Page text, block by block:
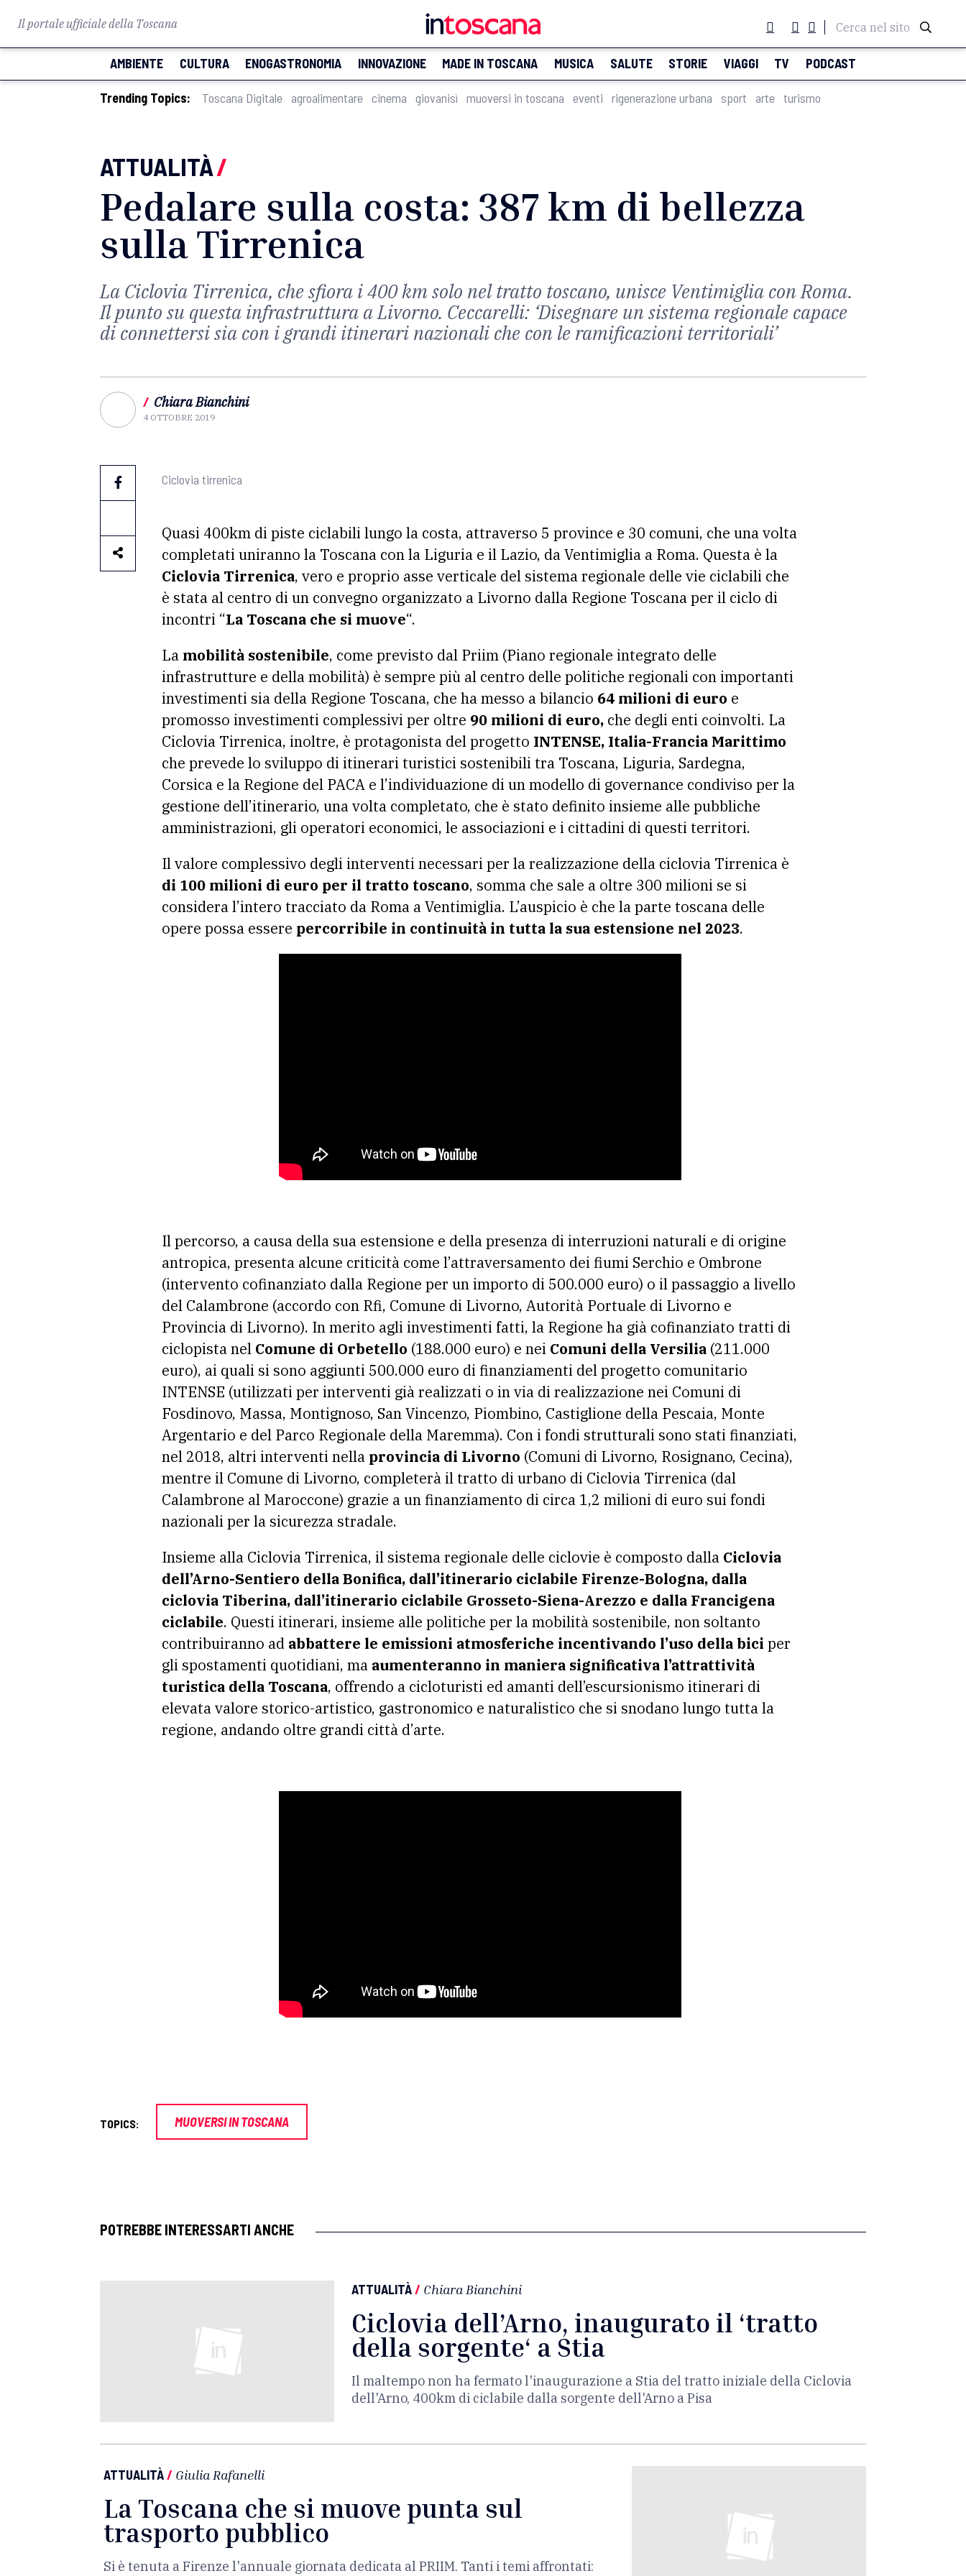
Il portale ufficiale della Toscana Cerca nel sito
AMBIENTE CULTURA ENOGASTRONOMIA INNOVAZIONE MADE IN TOSCANA MUSICA SALUTE STORIE VIAGGI TV PODCAST
Trending Topics: Toscana Digitale agroalimentare cinema giovanisì muoversi in toscana eventi rigenerazione urbana sport arte turismo
ATTUALITÀ/
Pedalare sulla costa: 387 km di bellezza
sulla Tirrenica
La Ciclovia Tirrenica, che sfiora i 400 km solo nel tratto toscano, unisce Ventimiglia con Roma.
Il punto su questa infrastruttura a Livorno. Ceccarelli: ‘Disegnare un sistema regionale capace
di connettersi sia con i grandi itinerari nazionali che con le ramificazioni territoriali’
/ Chiara Bianchini
4 OTTOBRE 2019
Ciclovia tirrenica
Quasi 400km di piste ciclabili lungo la costa, attraverso 5 province e 30 comuni, che una volta
completati uniranno la Toscana con la Liguria e il Lazio, da Ventimiglia a Roma. Questa è la
Ciclovia Tirrenica, vero e proprio asse verticale del sistema regionale delle vie ciclabili che
è stata al centro di un convegno organizzato a Livorno dalla Regione Toscana per il ciclo di
incontri “La Toscana che si muove“.
La mobilità sostenibile, come previsto dal Priim (Piano regionale integrato delle
infrastrutture e della mobilità) è sempre più al centro delle politiche regionali con importanti
investimenti sia della Regione Toscana, che ha messo a bilancio 64 milioni di euro e
promosso investimenti complessivi per oltre 90 milioni di euro, che degli enti coinvolti. La
Ciclovia Tirrenica, inoltre, è protagonista del progetto INTENSE, Italia-Francia Marittimo
che prevede lo sviluppo di itinerari turistici sostenibili tra Toscana, Liguria, Sardegna,
Corsica e la Regione del PACA e l’individuazione di un modello di governance condiviso per la
gestione dell’itinerario, una volta completato, che è stato definito insieme alle pubbliche
amministrazioni, gli operatori economici, le associazioni e i cittadini di questi territori.
Il valore complessivo degli interventi necessari per la realizzazione della ciclovia Tirrenica è
di 100 milioni di euro per il tratto toscano, somma che sale a oltre 300 milioni se si
considera l’intero tracciato da Roma a Ventimiglia. L’auspicio è che la parte toscana delle
opere possa essere percorribile in continuità in tutta la sua estensione nel 2023.
Il percorso, a causa della sua estensione e della presenza di interruzioni naturali e di origine
antropica, presenta alcune criticità come l’attraversamento dei fiumi Serchio e Ombrone
(intervento cofinanziato dalla Regione per un importo di 500.000 euro) o il passaggio a livello
del Calambrone (accordo con Rfi, Comune di Livorno, Autorità Portuale di Livorno e
Provincia di Livorno). In merito agli investimenti fatti, la Regione ha già cofinanziato tratti di
ciclopista nel Comune di Orbetello (188.000 euro) e nei Comuni della Versilia (211.000
euro), ai quali si sono aggiunti 500.000 euro di finanziamenti del progetto comunitario
INTENSE (utilizzati per interventi già realizzati o in via di realizzazione nei Comuni di
Fosdinovo, Massa, Montignoso, San Vincenzo, Piombino, Castiglione della Pescaia, Monte
Argentario e del Parco Regionale della Maremma). Con i fondi strutturali sono stati finanziati,
nel 2018, altri interventi nella provincia di Livorno (Comuni di Livorno, Rosignano, Cecina),
mentre il Comune di Livorno, completerà il tratto di urbano di Ciclovia Tirrenica (dal
Calambrone al Maroccone) grazie a un finanziamento di circa 1,2 milioni di euro sui fondi
nazionali per la sicurezza stradale.
Insieme alla Ciclovia Tirrenica, il sistema regionale delle ciclovie è composto dalla Ciclovia
dell’Arno-Sentiero della Bonifica, dall’itinerario ciclabile Firenze-Bologna, dalla
ciclovia Tiberina, dall’itinerario ciclabile Grosseto-Siena-Arezzo e dalla Francigena
ciclabile. Questi itinerari, insieme alle politiche per la mobilità sostenibile, non soltanto
contribuiranno ad abbattere le emissioni atmosferiche incentivando l’uso della bici per
gli spostamenti quotidiani, ma aumenteranno in maniera significativa l’attrattività
turistica della Toscana, offrendo a cicloturisti ed amanti dell’escursionismo itinerari di
elevata valore storico-artistico, gastronomico e naturalistico che si snodano lungo tutta la
regione, andando oltre grandi città d’arte.
TOPICS: MUOVERSI IN TOSCANA
POTREBBE INTERESSARTI ANCHE
ATTUALITÀ/ Chiara Bianchini
Ciclovia dell’Arno, inaugurato il ‘tratto
della sorgente‘ a Stia
Il maltempo non ha fermato l'inaugurazione a Stia del tratto iniziale della Ciclovia
dell'Arno, 400km di ciclabile dalla sorgente dell'Arno a Pisa
ATTUALITÀ/ Giulia Rafanelli
La Toscana che si muove punta sul
trasporto pubblico
Si è tenuta a Firenze l'annuale giornata dedicata al PRIIM. Tanti i temi affrontati: